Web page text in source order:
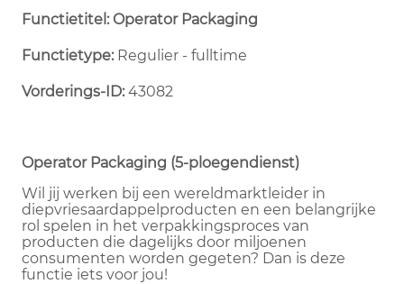
Functietitel: Operator Packaging
Functietype:Regulier - fulltime ​
Vorderings-ID:43082
Operator Packaging (5-ploegendienst)
Wil jij werken bij een wereldmarktleider in
diepvriesaardappelproducten en een belangrijke
rol spelen in het verpakkingsproces van
producten die dagelijks door miljoenen
consumenten worden gegeten? Dan is deze
functie iets voor jou!